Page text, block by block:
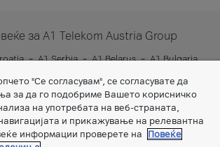
за A1 Telekom Austria Group
A1 Serbia A1 Belarus
A1 Bulgaria
"Се согласувам", се согласувате да
за да го подобриме Вашето корисничко
на употребата на веб-страната,
и прикажување на релевантна
информации проверете на
Повеќе